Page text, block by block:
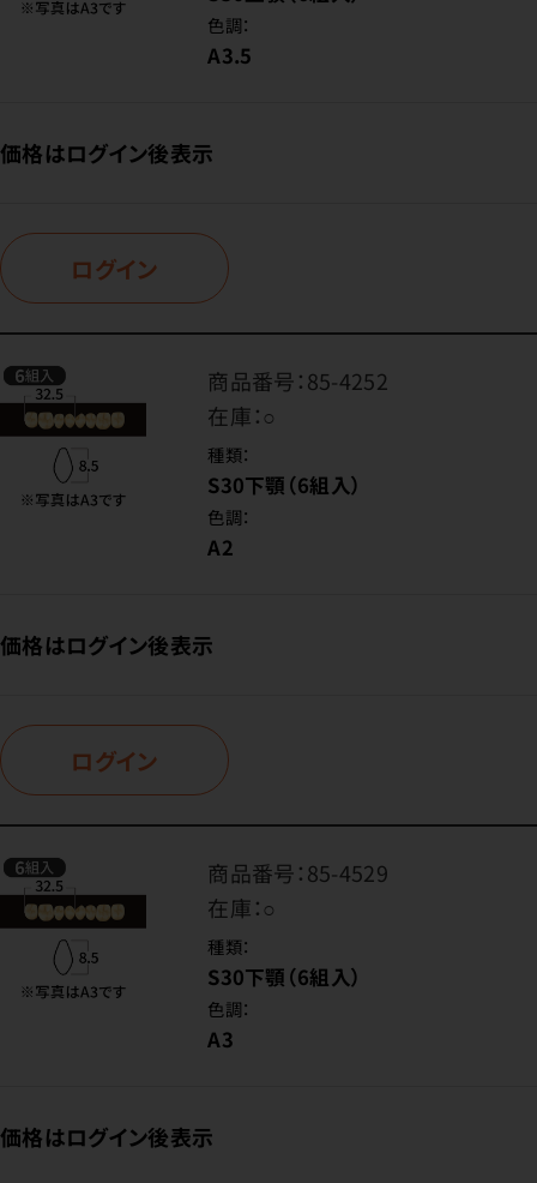
色調：
A3.5
価格はログイン後表示
ログイン
商品番号：85-4252
在庫：○
種類：
S30下顎（6組入）
色調：
A2
価格はログイン後表示
ログイン
商品番号：85-4529
在庫：○
種類：
S30下顎（6組入）
色調：
A3
価格はログイン後表示